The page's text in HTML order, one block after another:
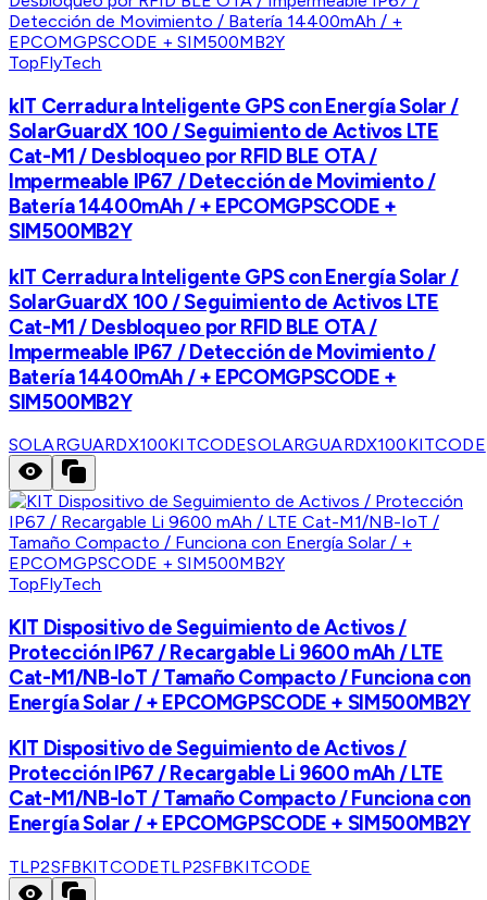
TopFlyTech
kIT Cerradura Inteligente GPS con Energía Solar /
SolarGuardX 100 / Seguimiento de Activos LTE
Cat-M1 / Desbloqueo por RFID BLE OTA /
Impermeable IP67 / Detección de Movimiento /
Batería 14400mAh / + EPCOMGPSCODE +
SIM500MB2Y
kIT Cerradura Inteligente GPS con Energía Solar /
SolarGuardX 100 / Seguimiento de Activos LTE
Cat-M1 / Desbloqueo por RFID BLE OTA /
Impermeable IP67 / Detección de Movimiento /
Batería 14400mAh / + EPCOMGPSCODE +
SIM500MB2Y
SOLARGUARDX100KITCODESOLARGUARDX100KITCODE
TopFlyTech
KIT Dispositivo de Seguimiento de Activos /
Protección IP67 / Recargable Li 9600 mAh / LTE
Cat-M1/NB-IoT / Tamaño Compacto / Funciona con
Energía Solar / + EPCOMGPSCODE + SIM500MB2Y
KIT Dispositivo de Seguimiento de Activos /
Protección IP67 / Recargable Li 9600 mAh / LTE
Cat-M1/NB-IoT / Tamaño Compacto / Funciona con
Energía Solar / + EPCOMGPSCODE + SIM500MB2Y
TLP2SFBKITCODETLP2SFBKITCODE